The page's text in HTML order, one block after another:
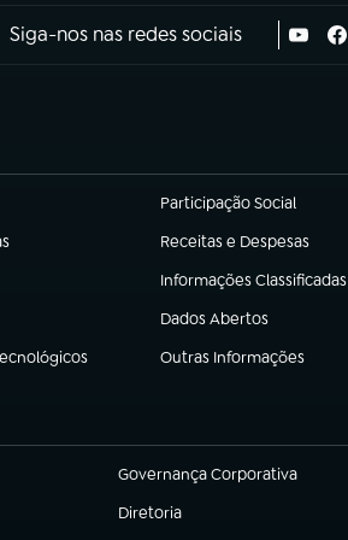
Siga-nos nas redes sociais
Participação Social
(abre em nova aba)
Receitas e Despesas
(abre em nova aba)
Informações Classificadas
(abre em nova aba)
Dados Abertos
(abre em nova aba)
Outras Informações
(abre em nova aba)
Governança Corporativa
(abre em nova aba)
Diretoria
(abre em nova aba)